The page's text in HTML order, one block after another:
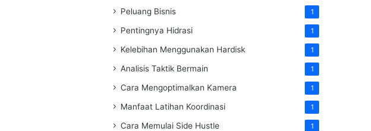
Peluang Bisnis 1
Pentingnya Hidrasi 1
Kelebihan Menggunakan Hardisk 1
Analisis Taktik Bermain 1
Cara Mengoptimalkan Kamera 1
Manfaat Latihan Koordinasi 1
Cara Memulai Side Hustle 1